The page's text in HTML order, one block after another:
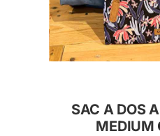
MANTEAUX
SAC A DOS
MEDIUM